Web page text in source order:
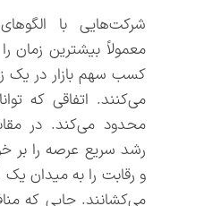
شرکت‌هایی با
معمولاً بیشترین زمان
کسب سهم بازار در یک
می‌کنند. اتفاقی که
محدود می‌کند. در
رشد سریع عرصه را بر
و رقابت را به میدان
می‌کشانند. جایی که